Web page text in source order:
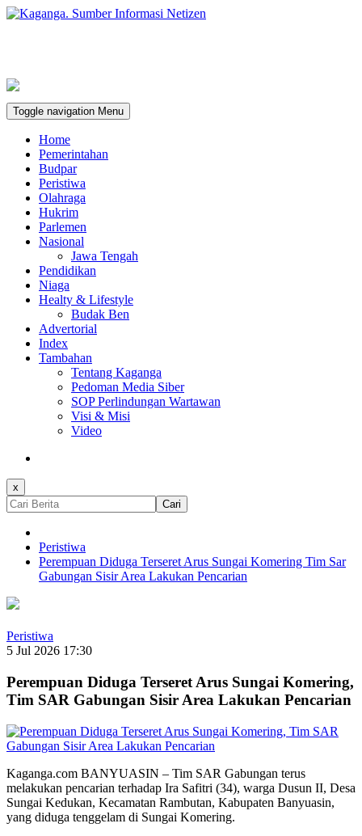
Toggle navigation Menu
Home
Pemerintahan
Budpar
Peristiwa
Olahraga
Hukrim
Parlemen
Nasional
Jawa Tengah
Pendidikan
Niaga
Healty & Lifestyle
Budak Ben
Advertorial
Index
Tambahan
Tentang Kaganga
Pedoman Media Siber
SOP Perlindungan Wartawan
Visi & Misi
Video
x
Cari
Peristiwa
Perempuan Diduga Terseret Arus Sungai Komering Tim Sar
Gabungan Sisir Area Lakukan Pencarian
Peristiwa
5 Jul 2026 17:30
Perempuan Diduga Terseret Arus Sungai Komering,
Tim SAR Gabungan Sisir Area Lakukan Pencarian
Kaganga.com BANYUASIN – Tim SAR Gabungan terus
melakukan pencarian terhadap Ira Safitri (34), warga Dusun II, Desa
Sungai Kedukan, Kecamatan Rambutan, Kabupaten Banyuasin,
yang diduga tenggelam di Sungai Komering.